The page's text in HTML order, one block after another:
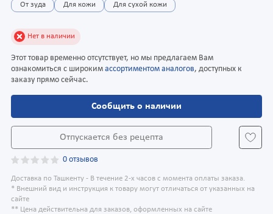
От зуда Для кожи Для сухой кожи
Нет в наличии
Этот товар временно отсутствует, но мы предлагаем Вам
ознакомиться с широким ассортиментом аналогов, доступных к
заказу прямо сейчас.
Сообщить о наличии
Отпускается без рецепта
0 отзывов
Доставка по Ташкенту - В течение 2-х часов с момента оплаты заказа.
* Внешний вид и инструкция к товару могут отличаться от указанных на
сайте
** Цена действительна для заказов, оформленных на сайте